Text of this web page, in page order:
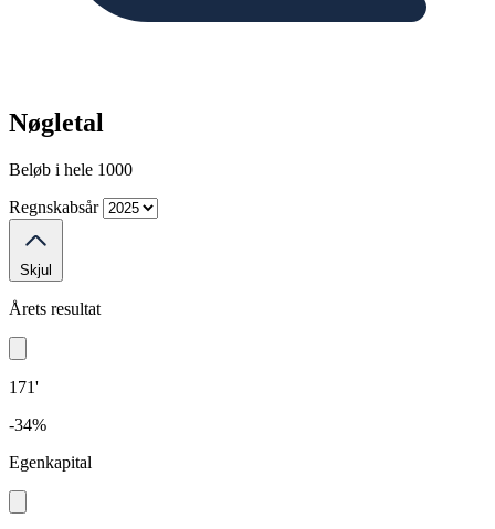
Nøgletal
Beløb i hele 1000
Regnskabsår
Skjul
Årets resultat
171'
-34%
Egenkapital